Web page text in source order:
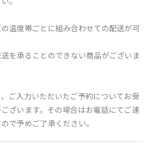
温度帯ごとに組み合わせての配送が可
を承ることのできない商品がございま
ご入力いただいたご予約についてお受
ざいます。その場合はお電話にてご連
で予めご了承ください。